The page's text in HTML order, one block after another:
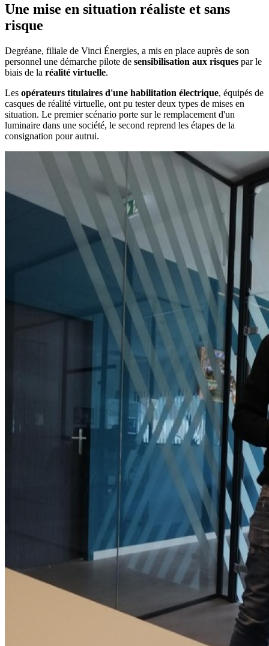
Une mise en situation réaliste et sans
risque
Degréane, filiale de Vinci Énergies, a mis en place auprès de son
personnel une démarche pilote de sensibilisation aux risques par le
biais de la réalité virtuelle.
Les opérateurs titulaires d'une habilitation électrique, équipés de
casques de réalité virtuelle, ont pu tester deux types de mises en
situation. Le premier scénario porte sur le remplacement d'un
luminaire dans une société, le second reprend les étapes de la
consignation pour autrui.